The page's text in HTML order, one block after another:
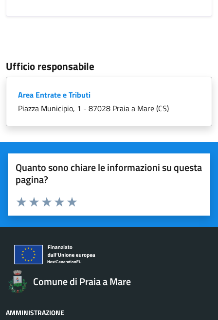
Ufficio responsabile
Area Entrate e Tributi
Piazza Municipio, 1 - 87028 Praia a Mare (CS)
Quanto sono chiare le informazioni su questa
pagina?
Valuta 5 stelle su 5
Valuta 4 stelle su 5
Valuta 3 stelle su 5
Valuta 2 stelle su 5
Valuta 1 stelle su 5
Comune di Praia a Mare
AMMINISTRAZIONE